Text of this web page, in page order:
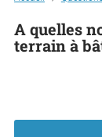
A quelles
terrain à